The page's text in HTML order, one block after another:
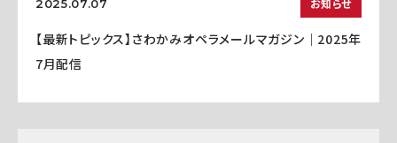
2025.07.07 お知らせ
【最新トピックス】さわかみオペラメールマガジン｜2025年
7月配信